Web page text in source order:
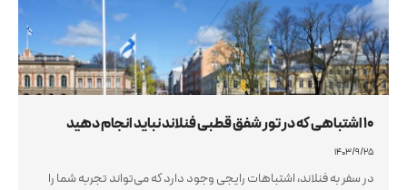
10 اشتباهی که در تور شفق قطبی فنلاند نباید انجام دهید
۱۴۰۳/۹/۲۵
در سفر به فنلاند، اشتباهات رایجی وجود دارد که می‌تواند تجربه شما را